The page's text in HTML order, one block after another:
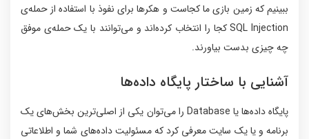
ببینیم که زمین بازی ما کجاست و هکرها برای نفوذ با استفاده از حمله‌ی
SQL Injection کجا را انتخاب کرده‌اند و می‌توانند با یک حمله‌ی موفق
چه چیزی بدست بیاورند.
آشنایی با ساختار پایگاه داده‌ها
پایگاه داده‌ها یا Database را می‌توان یکی از اصلی‌ترین بخش‌های یک
برنامه و یا یک سایت معرفی کرد که مسئولیت داده‌های شما و اطلاعاتی